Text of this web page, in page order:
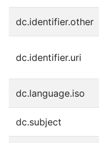
dc.identifier.other
dc.identifier.uri
dc.language.iso
dc.subject